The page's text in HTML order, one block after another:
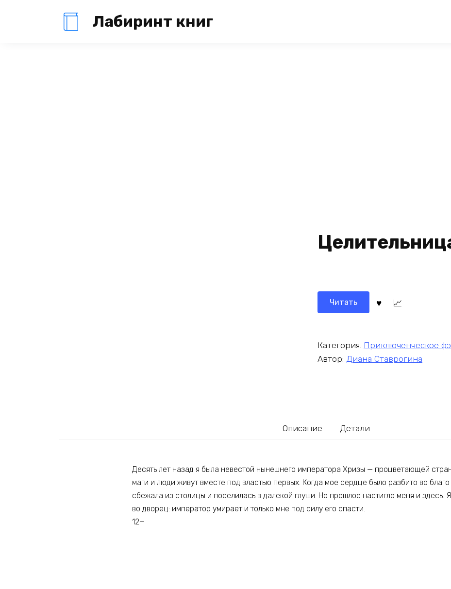
Лабиринт книг
Читать
Категория: Приключенческое
Автор: Диана Ставрогина
Описание Детали
Десять лет назад я была невестой нынешнего императора Хризы — процветающей
маги и люди живут вместе под властью первых. Когда мое сердце было разбито во благо
сбежала из столицы и поселилась в далекой глуши. Но прошлое настигло меня и здесь.
во дворец: император умирает и только мне под силу его спасти.
12+